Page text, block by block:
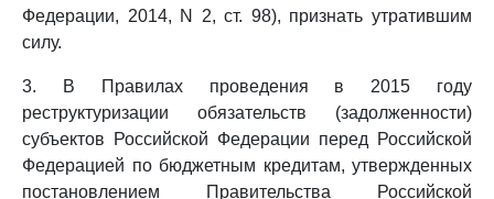
Федерации, 2014, N 2, ст. 98), признать утратившим
силу.
3. В Правилах проведения в 2015 году
реструктуризации обязательств (задолженности)
субъектов Российской Федерации перед Российской
Федерацией по бюджетным кредитам, утвержденных
постановлением Правительства Российской